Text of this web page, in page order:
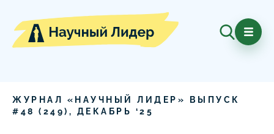
ЖУРНАЛ «НАУЧНЫЙ ЛИДЕР» ВЫПУСК
# 48 ( 249), ДЕКАБРЬ ‘25